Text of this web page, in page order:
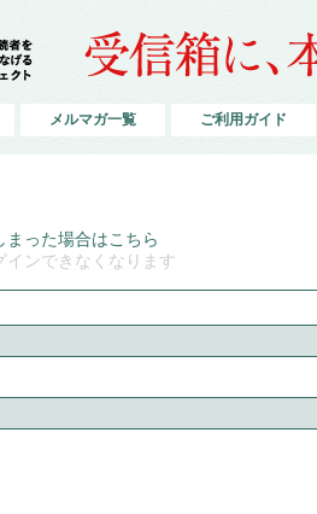
メルマガ一覧 ご利用ガイド
まった場合はこちら
ンできなくなります